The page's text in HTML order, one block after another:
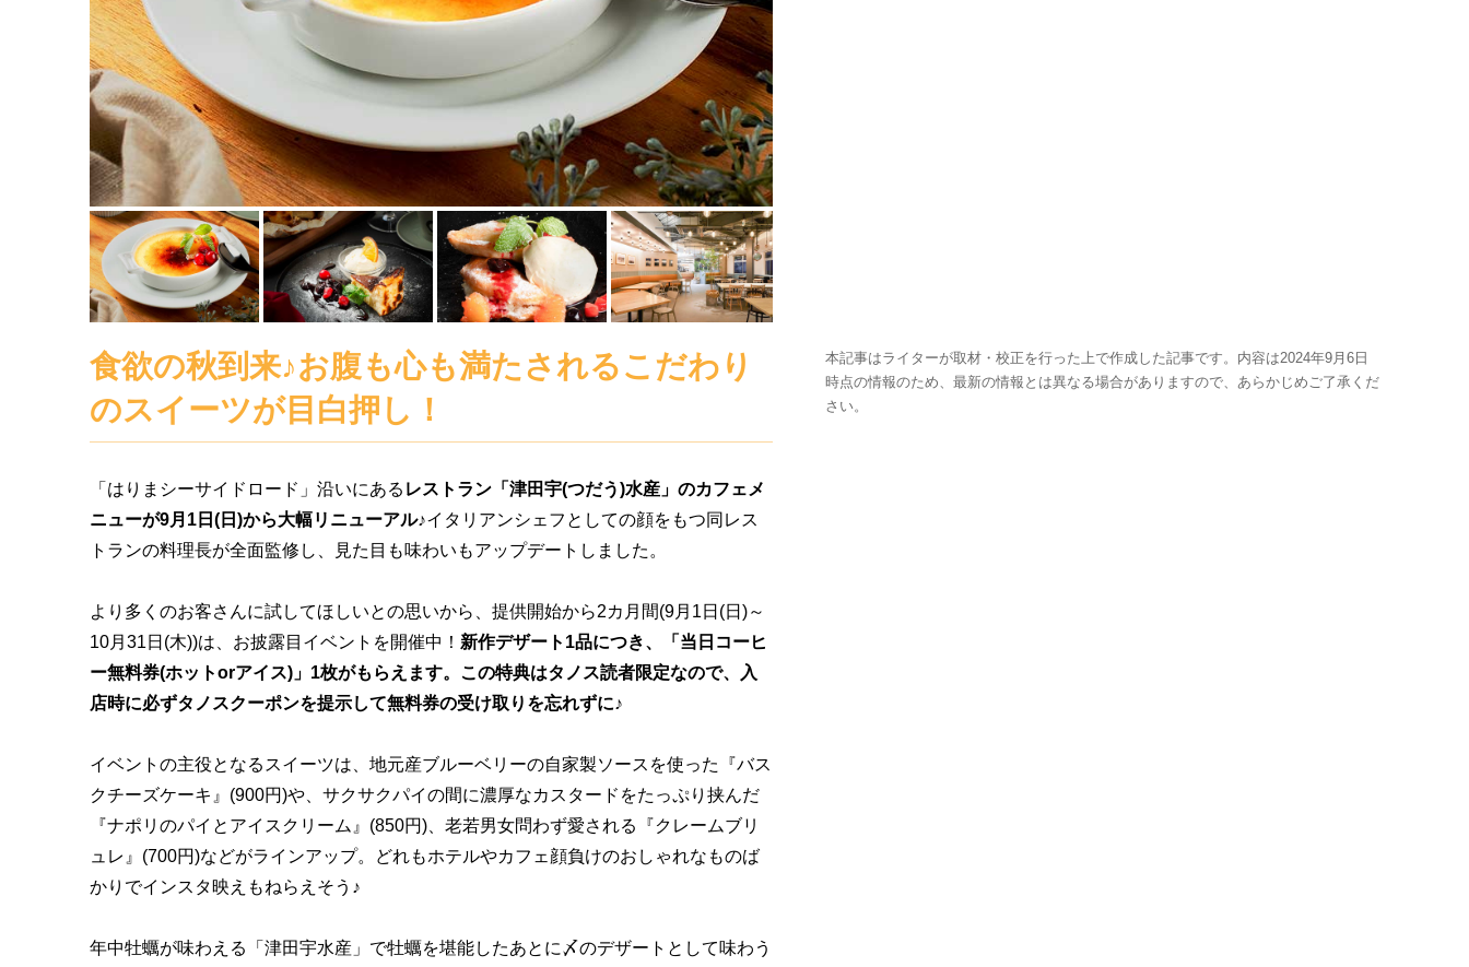
食欲の秋到来♪お腹も心も満たされるこだわり
のスイーツが目白押し！
「はりまシーサイドロード」沿いにある レストラン「津田宇(つだう)水産」のカフェメ
ニューが9月1日(日)から大幅リニューアル♪イタリアンシェフとしての顔をもつ同レス
トランの料理長が全面監修し、見た目も味わいもアップデートしました。
より多くのお客さんに試してほしいとの思いから、提供開始から2カ月間(9月1日(日)～
10月31日(木))は、お披露目イベントを開催中！ 新作デザート1品につき、「当日コーヒ
ー無料券(ホットorアイス)」1枚がもらえます。この特典はタノス読者限定なので、入
店時に必ずタノスクーポンを提示して無料券の受け取りを忘れずに♪
イベントの主役となるスイーツは、地元産ブルーベリーの自家製ソースを使った『バス
クチーズケーキ』(900円)や、サクサクパイの間に濃厚なカスタードをたっぷり挟んだ
『ナポリのパイとアイスクリーム』(850円)、老若男女問わず愛される『クレームブリ
ュレ』(700円)などがラインアップ。どれもホテルやカフェ顔負けのおしゃれなものば
かりでインスタ映えもねらえそう♪
年中牡蠣が味わえる「津田宇水産」で牡蠣を堪能したあとに〆のデザートとして味わう
本記事はライターが取材・校正を行った上で作成した記事です。内容は2024年9月6日
時点の情報のため、最新の情報とは異なる場合がありますので、あらかじめご了承くだ
さい。